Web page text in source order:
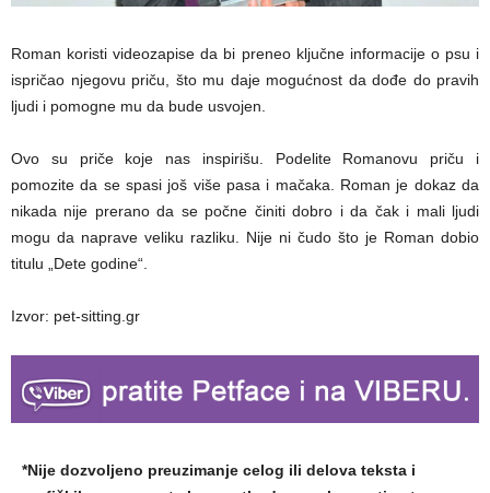
Roman koristi videozapise da bi preneo ključne informacije o psu i
ispričao njegovu priču, što mu daje mogućnost da dođe do pravih
ljudi i pomogne mu da bude usvojen.
Ovo su priče koje nas inspirišu. Podelite Romanovu priču i
pomozite da se spasi još više pasa i mačaka. Roman je dokaz da
nikada nije prerano da se počne činiti dobro i da čak i mali ljudi
mogu da naprave veliku razliku. Nije ni čudo što je Roman dobio
titulu „Dete godine“.
Izvor: pet-sitting.gr
*Nije dozvoljeno preuzimanje celog ili delova teksta i